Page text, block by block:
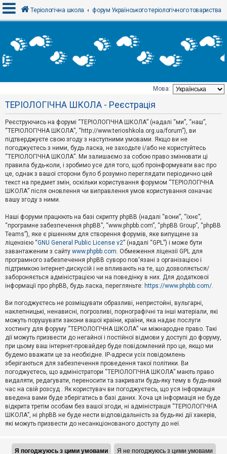
х
і
Т
е
м
и
б
е
з
в
і
д
п
о
в
і
д
й
А
к
т
и
в
н
і
м
и
П
о
ш
у
Д
о
п
о
м
Теріологічна школа форум Українського теріологічного товариства
Мова:
ТЕРІОЛОГІЧНА ШКОЛА - Реєстрація
Реєструючись на форумі “ТЕРІОЛОГІЧНА ШКОЛА” (надалі “ми”, “наш”,
“ТЕРІОЛОГІЧНА ШКОЛА”, “http://www.terioshkola.org.ua/forum”), ви
підтверджуєте свою згоду з наступними умовами. Якщо ви не
погоджуєтесь з ними, будь ласка, не заходьте і/або не користуйтесь
“ТЕРІОЛОГІЧНА ШКОЛА”. Ми залишаємо за собою право змінювати ці
правила будь-коли, і зробимо усе для того, щоб проінформувати вас про
це, однак з вашої сторони було б розумно переглядати періодично цей
текст на предмет змін, оскільки користування форумом “ТЕРІОЛОГІЧНА
ШКОЛА” після оновлення чи виправлення умов користування означає
вашу згоду з ними.
Наші форуми працюють на базі скрипту phpBB (надалі “вони”, “їхнє”,
“програмне забезпечення phpBB”, “www.phpbb.com”, “phpBB Group”, “phpBB
Teams”), яке є рішенням для створення форумів, яке випущене за
ліцензією “GNU General Public License v2” (надалі “GPL”) і може бути
завантаженим з сайту www.phpbb.com. Обмеження ліцензії GPL для
програмного забезпечення phpBB суворо пов'язані з організацією і
підтримкою інтернет-дискусій і не впливають на те, що дозволяється/
забороняється адміністрацією чи на поведінку в них. Для додаткової
інформації про phpBB, будь ласка, перегляньте: https://www.phpbb.com/.
Ви погоджуєтесь не розміщувати образливі, непристойні, вульгарні,
наклепницькі, ненависні, погрозливі, порнографічні та інші матеріали, які
можуть порушувати закони вашої країни, країни, яка надає послуги
хостингу для форуму “ТЕРІОЛОГІЧНА ШКОЛА” чи міжнародне право. Такі
дії можуть призвести до негайної і постійної відмови у доступі до форуму,
при цьому ваш інтернет-провайдер буде повідомлений про це, якщо ми
будемо вважати це за необхідне. IP-адреси усіх повідомлень
зберігаються для забезпечення проведення такої політики. Ви
погоджуєтесь, що адміністратори “ТЕРІОЛОГІЧНА ШКОЛА” мають право
видаляти, редагувати, переносити та закривати будь-яку тему в будь-який
час на свій розсуд . Як користувач ви погоджуєтесь, що уся інформація
введена вами буде зберігатись в базі даних. Хоча ця інформація не буде
відкрита третім особам без вашої згоди, ні адміністрація “ТЕРІОЛОГІЧНА
ШКОЛА”, ні phpBB не буде нести відповідальність за будь-які дії хакерів,
які можуть призвести до несанкціонованого доступу до неї.